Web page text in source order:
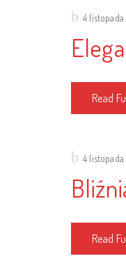
Posted4 listopada
Read
Posted4 listopada
Read